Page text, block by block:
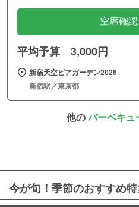
空席確
平均予算 3,000円
新宿天空ビアガーデン2026
新宿駅／東京都
他のバーベキュ
今が旬！季節のおすすめ